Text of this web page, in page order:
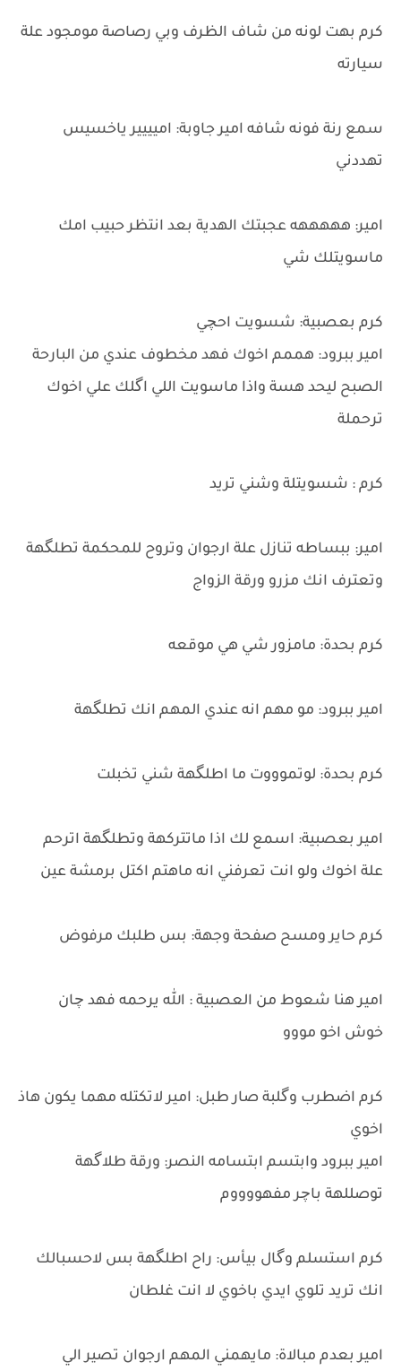
كرم بهت لونه من شاف الظرف وبي رصاصة مومجود علة
سيارته
سمع رنة فونه شافه امير جاوبة: اميييير ياخسيس
تهددني
امير: هههههه عجبتك الهدية بعد انتظر حبيب امك
ماسويتلك شي
كرم بعصبية: شسويت احچي
امير ببرود: هممم اخوك فهد مخطوف عندي من البارحة
الصبح ليحد هسة واذا ماسويت اللي اگلك علي اخوك
ترحملة
كرم : شسويتلة وشني تريد
امير: ببساطه تنازل علة ارجوان وتروح للمحكمة تطلگهة
وتعترف انك مزرو ورقة الزواج
كرم بحدة: مامزور شي هي موقعه
امير ببرود: مو مهم انه عندي المهم انك تطلگهة
كرم بحدة: لوتموووت ما اطلگهة شني تخبلت
امير بعصبية: اسمع لك اذا ماتتركهة وتطلگهة اترحم
علة اخوك ولو انت تعرفني انه ماهتم اكتل برمشة عين
كرم حاير ومسح صفحة وجهة: بس طلبك مرفوض
امير هنا شعوط من العصبية : الله يرحمه فهد چان
خوش اخو مووو
كرم اضطرب وگلبة صار طبل: امير لاتكتله مهما يكون هاذ
اخوي
امير ببرود وابتسم ابتسامه النصر: ورقة طلاگهة
توصللهة باچر مفهووووم
كرم استسلم وگال بيأس: راح اطلگهة بس لاحسبالك
انك تريد تلوي ايدي باخوي لا انت غلطان
امير بعدم مبالاة: مايهمني المهم ارجوان تصير الي